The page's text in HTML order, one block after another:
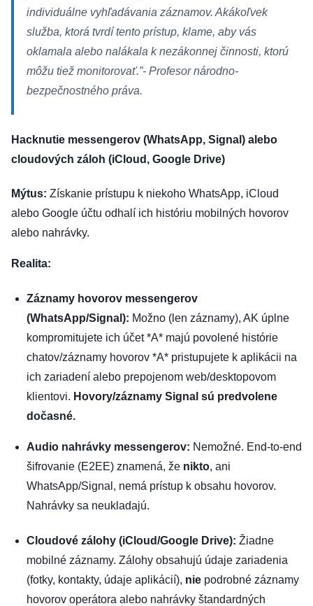
individuálne vyhľadávania záznamov. Akákoľvek
služba, ktorá tvrdí tento prístup, klame, aby vás
oklamala alebo nalákala k nezákonnej činnosti, ktorú
môžu tiež monitorovať.”- Profesor národno-
bezpečnostného práva.
Hacknutie messengerov (WhatsApp, Signal) alebo
cloudových záloh (iCloud, Google Drive)
Mýtus: Získanie prístupu k niekoho WhatsApp, iCloud
alebo Google účtu odhalí ich históriu mobilných hovorov
alebo nahrávky.
Realita:
Záznamy hovorov messengerov
(WhatsApp/Signal): Možno (len záznamy), AK úplne
kompromitujete ich účet *A* majú povolené histórie
chatov/záznamy hovorov *A* pristupujete k aplikácii na
ich zariadení alebo prepojenom web/desktopovom
klientovi. Hovory/záznamy Signal sú predvolene
dočasné.
Audio nahrávky messengerov: Nemožné. End-to-end
šifrovanie (E2EE) znamená, že nikto, ani
WhatsApp/Signal, nemá prístup k obsahu hovorov.
Nahrávky sa neukladajú.
Cloudové zálohy (iCloud/Google Drive): Žiadne
mobilné záznamy. Zálohy obsahujú údaje zariadenia
(fotky, kontakty, údaje aplikácií), nie podrobné záznamy
hovorov operátora alebo nahrávky štandardných